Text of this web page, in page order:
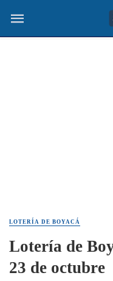
LOTERÍA DE BOYACÁ
Lotería de
23 de octubre